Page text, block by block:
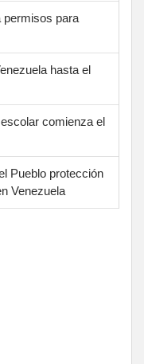
permisos para
hasta el
comienza el
Pueblo protección
Venezuela